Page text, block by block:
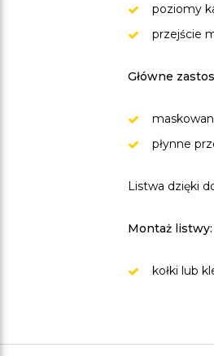
poziomy
przejście
Główne
płynne
Listwa dzięki
Montaż listwy:
kołki lub